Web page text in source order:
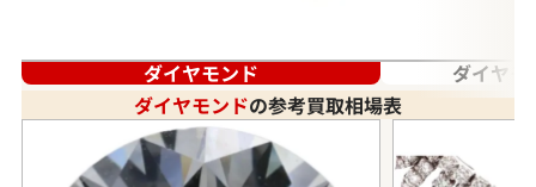
ダイヤモンド
ダイヤモ
ダイヤモンドの参考買取相場表